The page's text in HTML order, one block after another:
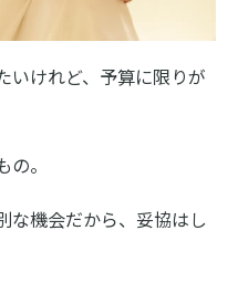
いけれど、予算に限りが
。
な機会だから、妥協はし